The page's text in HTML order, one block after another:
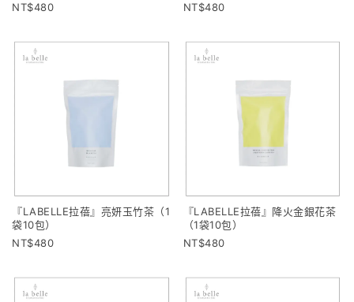
480
480
『LABELLE拉蓓』亮妍玉竹茶（1
袋10包）
480
『LABELLE拉蓓』降火金銀花茶
（1袋10包）
480